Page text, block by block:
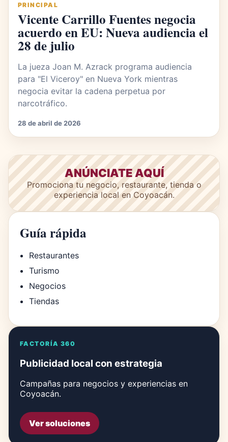
PRINCIPAL
Vicente Carrillo Fuentes negocia
acuerdo en EU: Nueva audiencia el
28 de julio
La jueza Joan M. Azrack programa audiencia
para "El Viceroy" en Nueva York mientras
negocia evitar la cadena perpetua por
narcotráfico.
28 de abril de 2026
ANÚNCIATE AQUÍ
Promociona tu negocio, restaurante, tienda o
experiencia local en Coyoacán.
Guía rápida
Restaurantes
Turismo
Negocios
Tiendas
FACTORÍA 360
Publicidad local con estrategia
Campañas para negocios y experiencias en
Coyoacán.
Ver soluciones